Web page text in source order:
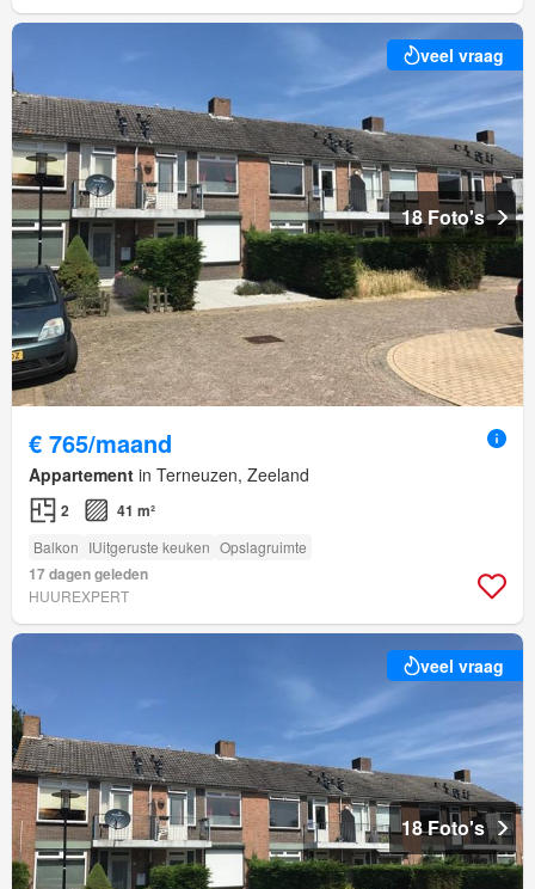
veel vraag
18 Foto's
€ 765/maand
Appartement in Terneuzen, Zeeland
2 41 m²
Balkon IUitgeruste keuken Opslagruimte
17 dagen geleden
HUUREXPERT
veel vraag
18 Foto's